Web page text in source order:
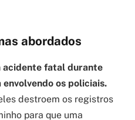
abordados
acidente fatal durante
os policiais.
destroem os registros
para que uma